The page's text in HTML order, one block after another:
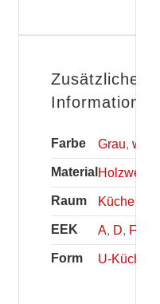
Zusätzliche
Informationen
Farbe Grau, weiß
Material
Raum Küche
EEK A, D, F
Form U-Küchen